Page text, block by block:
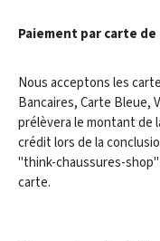
Paiement par carte
Nous acceptons les
Bancaires, Carte Bleue,
prélèvera le montant de
crédit lors de la
"think-chaussures-
carte.